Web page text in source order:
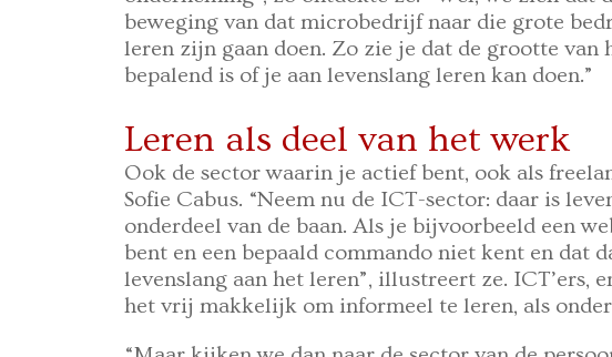
beweging van dat microbedrijf naar die grote
leren zijn gaan doen. Zo zie je dat de grootte van
bepalend is of je aan levenslang leren kan doen.”
Leren als deel van het werk
Ook de sector waarin je actief bent, ook als
Sofie Cabus. “Neem nu de ICT-sector: daar is
onderdeel van de baan. Als je bijvoorbeeld een
bent en een bepaald commando niet kent en dat
levenslang aan het leren”, illustreert ze. ICT’ers,
het vrij makkelijk om informeel te leren, als